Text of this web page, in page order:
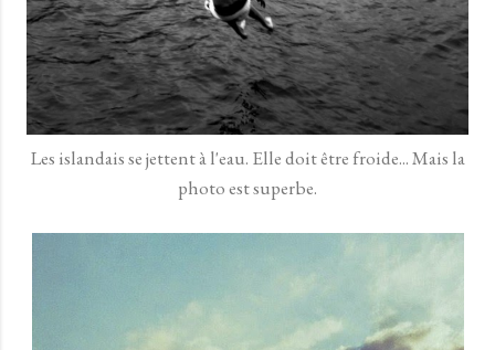
Les islandais se jettent à l'eau. Elle doit être froide... Mais la
photo est superbe.